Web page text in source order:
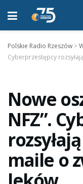
Polskie Radio Rzeszów >
Cyberprzestępcy
Nowe
NFZ”.
maile o